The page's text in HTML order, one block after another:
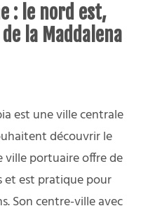
: le nord est,
de la Maddalena
est une ville centrale
découvrir le
ville portuaire offre de
et est pratique pour
Son centre-ville avec